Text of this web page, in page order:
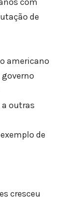
de
americano
outras
de
cresceu